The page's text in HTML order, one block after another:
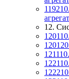
12.